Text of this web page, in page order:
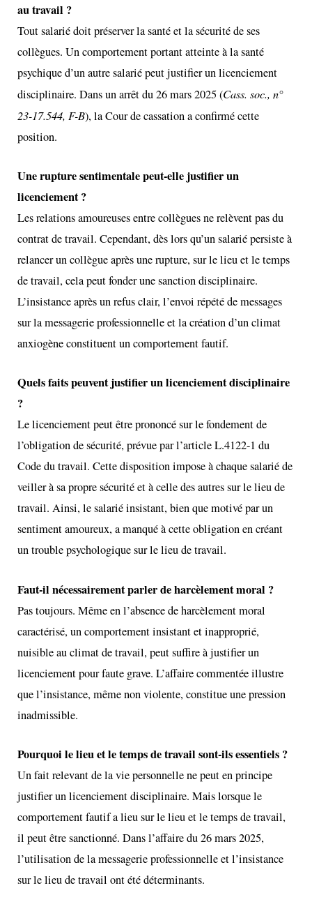
au travail ?
Tout salarié doit préserver la santé et la sécurité de ses
collègues. Un comportement portant atteinte à la santé
psychique d’un autre salarié peut justifier un licenciement
disciplinaire. Dans un arrêt du 26 mars 2025 (Cass. soc., n°
23-17.544, F-B), la Cour de cassation a confirmé cette
position.
Une rupture sentimentale peut-elle justifier un
licenciement ?
Les relations amoureuses entre collègues ne relèvent pas du
contrat de travail. Cependant, dès lors qu’un salarié persiste à
relancer un collègue après une rupture, sur le lieu et le temps
de travail, cela peut fonder une sanction disciplinaire.
L’insistance après un refus clair, l’envoi répété de messages
sur la messagerie professionnelle et la création d’un climat
anxiogène constituent un comportement fautif.
Quels faits peuvent justifier un licenciement disciplinaire
?
Le licenciement peut être prononcé sur le fondement de
l’obligation de sécurité, prévue par l’article L.4122-1 du
Code du travail. Cette disposition impose à chaque salarié de
veiller à sa propre sécurité et à celle des autres sur le lieu de
travail. Ainsi, le salarié insistant, bien que motivé par un
sentiment amoureux, a manqué à cette obligation en créant
un trouble psychologique sur le lieu de travail.
Faut-il nécessairement parler de harcèlement moral ?
Pas toujours. Même en l’absence de harcèlement moral
caractérisé, un comportement insistant et inapproprié,
nuisible au climat de travail, peut suffire à justifier un
licenciement pour faute grave. L’affaire commentée illustre
que l’insistance, même non violente, constitue une pression
inadmissible.
Pourquoi le lieu et le temps de travail sont-ils essentiels ?
Un fait relevant de la vie personnelle ne peut en principe
justifier un licenciement disciplinaire. Mais lorsque le
comportement fautif a lieu sur le lieu et le temps de travail,
il peut être sanctionné. Dans l’affaire du 26 mars 2025,
l’utilisation de la messagerie professionnelle et l’insistance
sur le lieu de travail ont été déterminants.